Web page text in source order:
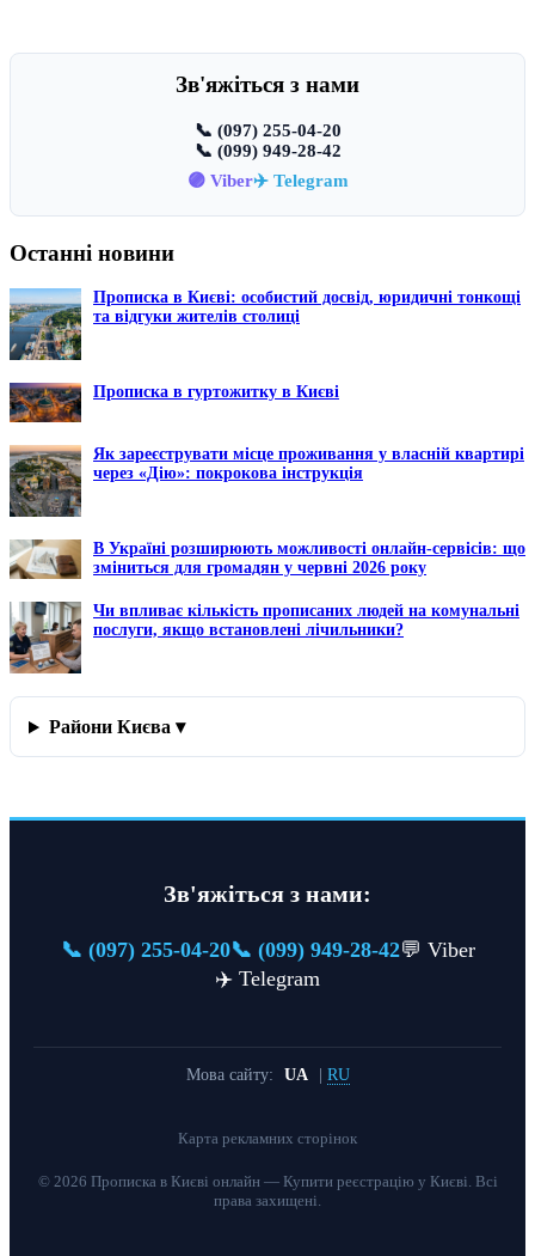
Зв'яжіться з нами
📞 (097) 255-04-20
📞 (099) 949-28-42
🟣 Viber✈️ Telegram
Останні новини
Прописка в Києві: особистий досвід, юридичні тонкощі
та відгуки жителів столиці
Прописка в гуртожитку в Києві
Як зареєструвати місце проживання у власній квартирі
через «Дію»: покрокова інструкція
В Україні розширюють можливості онлайн-сервісів: що
зміниться для громадян у червні 2026 року
Чи впливає кількість прописаних людей на комунальні
послуги, якщо встановлені лічильники?
Райони Києва ▾
Зв'яжіться з нами:
📞 (097) 255-04-20📞 (099) 949-28-42💬 Viber
✈️ Telegram
Мова сайту: UA RU
Карта рекламних сторінок
© 2026 Прописка в Києві онлайн — Купити реєстрацію у Києві. Всі
права захищені.